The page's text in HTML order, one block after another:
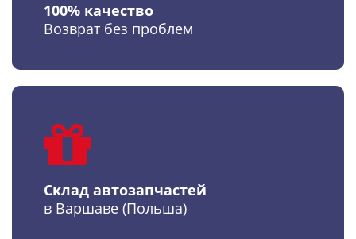
100% качество
Возврат без проблем
Склад автозапчастей
в Варшаве (Польша)